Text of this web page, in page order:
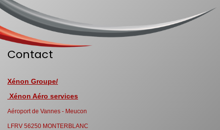
Contact
Xénon Groupe/
Xénon Aéro services
Aéroport de Vannes - Meucon
LFRV 56250 MONTERBLANC